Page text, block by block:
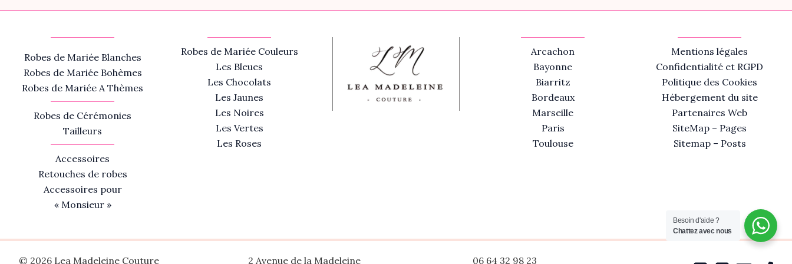
Robes de Mariée Blanches
Robes de Mariée Bohèmes
Robes de Mariée A Thèmes
Robes de Cérémonies
Tailleurs
Accessoires
Retouches de robes
Accessoires pour
« Monsieur »
Robes de Mariée Couleurs
Les Bleues
Les Chocolats
Les Jaunes
Les Noires
Les Vertes
Les Roses
Arcachon
Bayonne
Biarritz
Bordeaux
Marseille
Paris
Toulouse
Mentions légales
Confidentialité et RGPD
Politique des Cookies
Hébergement du site
Partenaires Web
SiteMap – Pages
Sitemap – Posts
© 2026 Lea Madeleine Couture 2 Avenue de la Madeleine 06 64 32 98 23
Besoin d'aide ?
Chattez avec nous